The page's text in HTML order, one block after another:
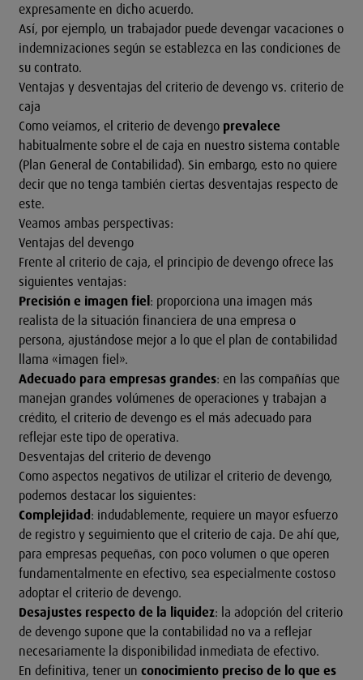
expresamente en dicho acuerdo.
Así, por ejemplo, un trabajador puede devengar vacaciones o
indemnizaciones según se establezca en las condiciones de
su contrato.
Ventajas y desventajas del criterio de devengo vs. criterio de
caja
Como veíamos, el criterio de devengo prevalece
habitualmente sobre el de caja en nuestro sistema contable
(Plan General de Contabilidad). Sin embargo, esto no quiere
decir que no tenga también ciertas desventajas respecto de
este.
Veamos ambas perspectivas:
Ventajas del devengo
Frente al criterio de caja, el principio de devengo ofrece las
siguientes ventajas:
Precisión e imagen fiel : proporciona una imagen más
realista de la situación financiera de una empresa o
persona, ajustándose mejor a lo que el plan de contabilidad
llama «imagen fiel».
Adecuado para empresas grandes: en las compañías que
manejan grandes volúmenes de operaciones y trabajan a
crédito, el criterio de devengo es el más adecuado para
reflejar este tipo de operativa.
Desventajas del criterio de devengo
Como aspectos negativos de utilizar el criterio de devengo,
podemos destacar los siguientes:
Complejidad: indudablemente, requiere un mayor esfuerzo
de registro y seguimiento que el criterio de caja. De ahí que,
para empresas pequeñas, con poco volumen o que operen
fundamentalmente en efectivo, sea especialmente costoso
adoptar el criterio de devengo.
Desajustes respecto de la liquidez: la adopción del criterio
de devengo supone que la contabilidad no va a reflejar
necesariamente la disponibilidad inmediata de efectivo.
En definitiva, tener un conocimiento preciso de lo que es